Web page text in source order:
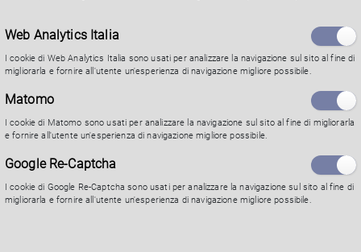
Assessore
Contatti
Web Analytics Italia
I cookie di Web Analytics Italia sono usati per analizzare la navigazione sul sito al fine di
migliorarla e fornire all'utente un'esperienza di navigazione migliore possibile.
Matomo
I cookie di Matomo sono usati per analizzare la navigazione sul sito al fine di migliorarla
e fornire all'utente un'esperienza di navigazione migliore possibile.
Google Re-Captcha
I cookie di Google Re-Captcha sono usati per analizzare la navigazione sul sito al fine di
migliorarla e fornire all'utente un'esperienza di navigazione migliore possibile.